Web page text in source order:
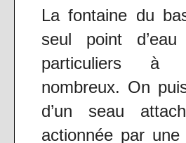
La fontaine du
seul point
particuliers à
nombreux. On
d’un seau
actionnée par